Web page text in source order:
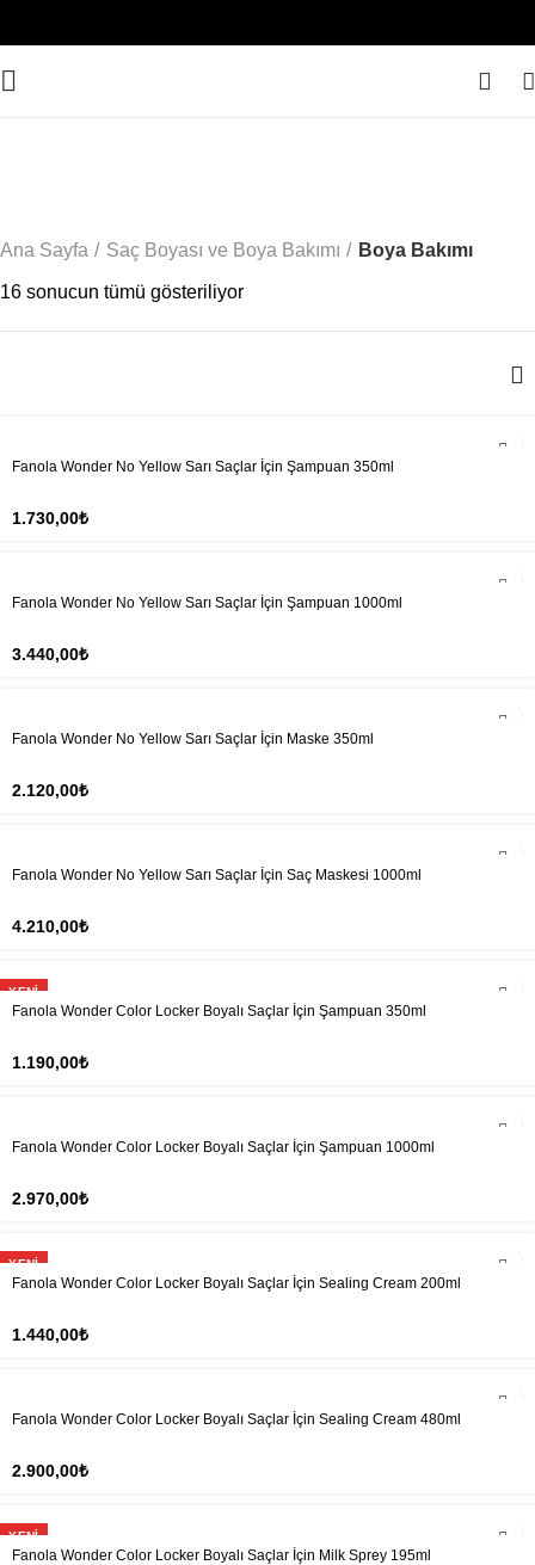
Ana Sayfa Saç Boyası ve Boya Bakımı Boya Bakımı
16 sonucun tümü gösteriliyor
Fanola Wonder No Yellow Sarı Saçlar İçin Şampuan 350ml
1.730,00₺
Fanola Wonder No Yellow Sarı Saçlar İçin Şampuan 1000ml
3.440,00₺
Fanola Wonder No Yellow Sarı Saçlar İçin Maske 350ml
2.120,00₺
Fanola Wonder No Yellow Sarı Saçlar İçin Saç Maskesi 1000ml
4.210,00₺
YENI
Fanola Wonder Color Locker Boyalı Saçlar İçin Şampuan 350ml
1.190,00₺
Fanola Wonder Color Locker Boyalı Saçlar İçin Şampuan 1000ml
2.970,00₺
YENI
Fanola Wonder Color Locker Boyalı Saçlar İçin Sealing Cream 200ml
1.440,00₺
Fanola Wonder Color Locker Boyalı Saçlar İçin Sealing Cream 480ml
2.900,00₺
YENI
Fanola Wonder Color Locker Boyalı Saçlar İçin Milk Sprey 195ml